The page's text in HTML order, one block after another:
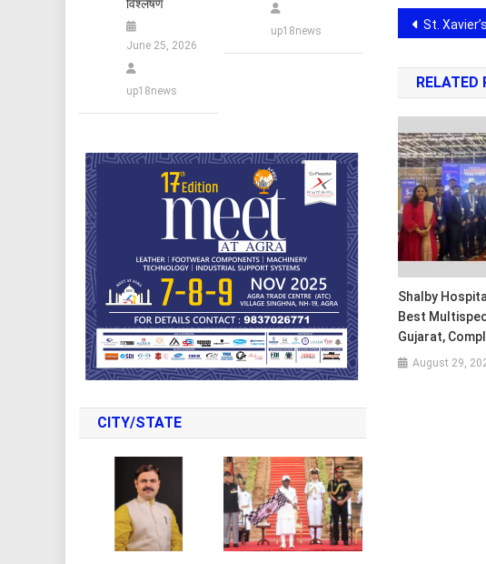
Post
St. Xavier’s High School Hosts 1st Annual
RELATED
Shalby
Best
Gujarat,
August 29,
विश्लेषण
June 25, 2026
up18news
up18news
CITY/STATE